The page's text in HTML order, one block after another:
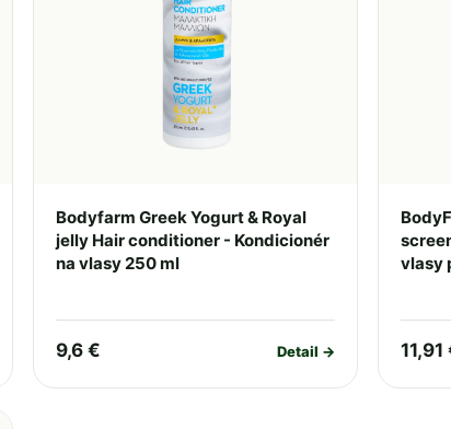
Bodyfarm Greek Yogurt & Royal
jelly Hair conditioner - Kondicionér
na vlasy 250 ml
9,6 € Detail →
vlasy
11,91